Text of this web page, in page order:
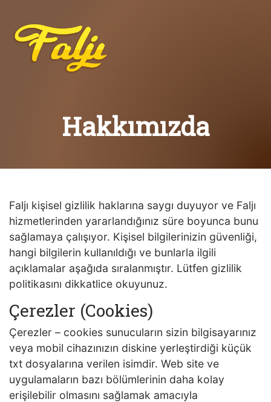
Hakkımızda
Faljı kişisel gizlilik haklarına saygı duyuyor ve Faljı
hizmetlerinden yararlandığınız süre boyunca bunu
sağlamaya çalışıyor. Kişisel bilgilerinizin güvenliği,
hangi bilgilerin kullanıldığı ve bunlarla ilgili
açıklamalar aşağıda sıralanmıştır. Lütfen gizlilik
politikasını dikkatlice okuyunuz.
Çerezler (Cookies)
Çerezler – cookies sunucuların sizin bilgisayarınız
veya mobil cihazınızın diskine yerleştirdiği küçük
txt dosyalarına verilen isimdir. Web site ve
uygulamaların bazı bölümlerinin daha kolay
erişilebilir olmasını sağlamak amacıyla